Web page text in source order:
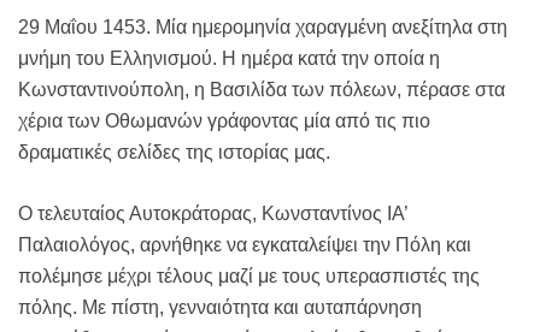
29 Μαΐου 1453. Μία ημερομηνία χαραγμένη ανεξίτηλα στη
μνήμη του Ελληνισμού. Η ημέρα κατά την οποία η
Κωνσταντινούπολη, η Βασιλίδα των πόλεων, πέρασε στα
χέρια των Οθωμανών γράφοντας μία από τις πιο
δραματικές σελίδες της ιστορίας μας.
Ο τελευταίος Αυτοκράτορας, Κωνσταντίνος ΙΑ’
Παλαιολόγος, αρνήθηκε να εγκαταλείψει την Πόλη και
πολέμησε μέχρι τέλους μαζί με τους υπερασπιστές της
πόλης. Με πίστη, γενναιότητα και αυταπάρνηση